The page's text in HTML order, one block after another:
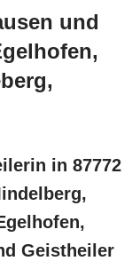
und
in 87772
Geistheiler